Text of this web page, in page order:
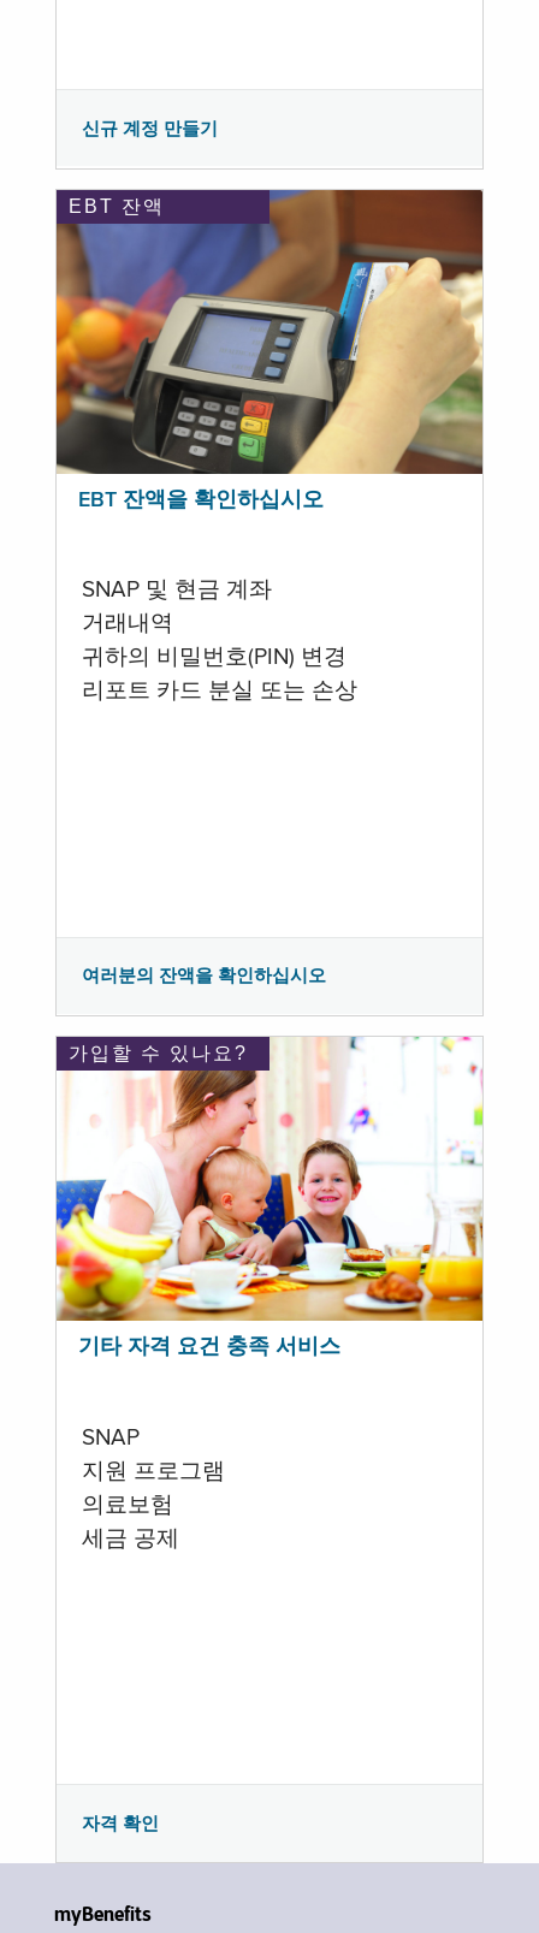
신규 계정 만들기
EBT 잔액
EBT 잔액을 확인하십시오
SNAP 및 현금 계좌
거래내역
귀하의 비밀번호(PIN) 변경
리포트 카드 분실 또는 손상
여러분의 잔액을 확인하십시오
가입할 수 있나요?
기타 자격 요건 충족 서비스
SNAP
지원 프로그램
의료보험
세금 공제
자격 확인
myBenefits